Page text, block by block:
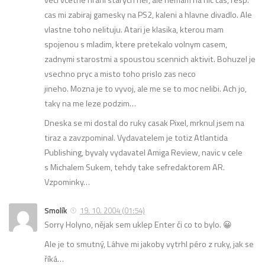
cas mi zabiraj gamesky na PS2, kaleni a hlavne divadlo. Ale
vlastne toho nelituju. Atari je klasika, kterou mam
spojenou s mladim, ktere pretekalo volnym casem,
zadnymi starostmi a spoustou scennich aktivit. Bohuzel je
vsechno pryc a misto toho prislo zas neco
jineho. Mozna je to vyvoj, ale me se to moc nelibi. Ach jo,
taky na me leze podzim…
Dneska se mi dostal do ruky casak Pixel, mrknul jsem na
tiraz a zavzpominal. Vydavatelem je totiz Atlantida
Publishing, byvaly vydavatel Amiga Review, navic v cele
s Michalem Sukem, tehdy take sefredaktorem AR.
Vzpominky…
Smolík 19. 10. 2004 (01:54)
Sorry Holyno, nějak sem uklep Enter či co to bylo. 😀
Ale je to smutný, Láhve mi jakoby vytrhl péro z ruky, jak se
říká…